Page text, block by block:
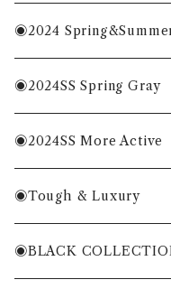
◉2024
MENS
WOMENS
ACC
◉2024SS Spring Gray
MENS
WOMENS
◉2024SS More Active
MENS
WOMENS
◉Tough & Luxury
・Cordura Eco
◉BLACK